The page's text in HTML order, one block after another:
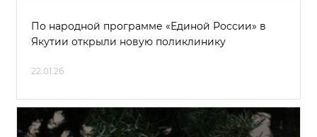
По народной программе «Единой России» в
Якутии открыли новую поликлинику
22.01.26